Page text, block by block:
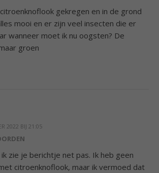
gekregen en in de grond
mooi en er zijn veel insecten die er
wanneer moet ik nu oogsten? De
groen
2022 BIJ 21:05
zie je berichtje net pas. Ik heb geen
citroenknoflook, maar ik vermoed dat